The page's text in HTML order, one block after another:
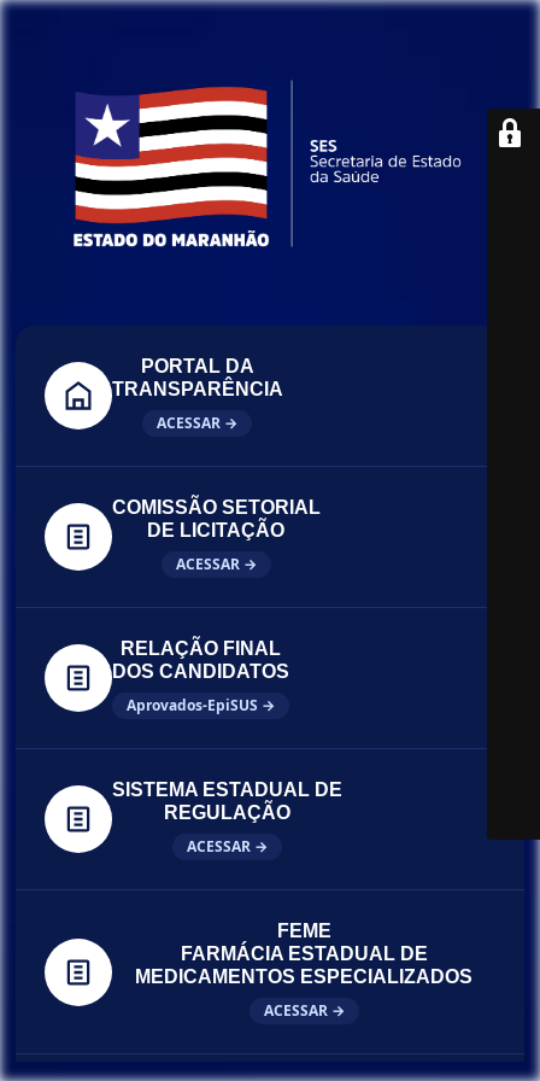
PORTAL DA
TRANSPARÊNCIA
ACESSAR →
COMISSÃO SETORIAL
DE LICITAÇÃO
ACESSAR →
RELAÇÃO FINAL
DOS CANDIDATOS
Aprovados-EpiSUS →
SISTEMA ESTADUAL DE
REGULAÇÃO
ACESSAR →
FEME
FARMÁCIA ESTADUAL DE
MEDICAMENTOS ESPECIALIZADOS
ACESSAR →